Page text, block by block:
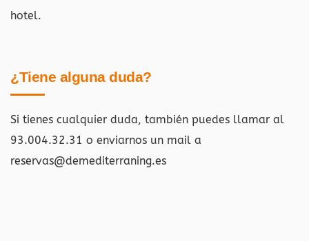
hotel.
¿Tiene alguna duda?
Si tienes cualquier duda, también puedes llamar al
93.004.32.31 o enviarnos un mail a
reservas@demediterraning.es